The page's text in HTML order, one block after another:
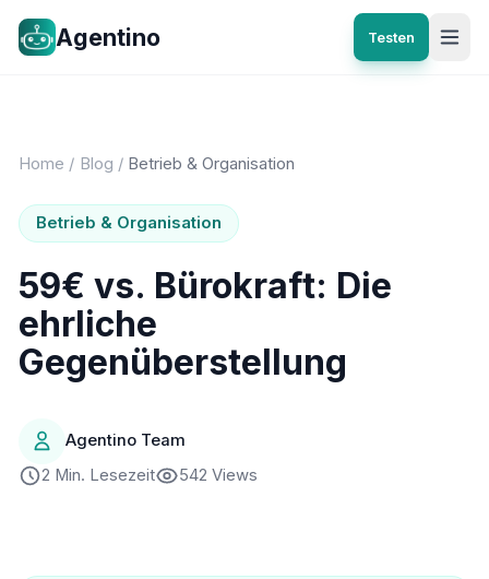
Agentino Testen
Home / Blog / Betrieb & Organisation
Betrieb & Organisation
59€ vs. Bürokraft: Die
ehrliche
Gegenüberstellung
Agentino Team
2 Min. Lesezeit
542 Views